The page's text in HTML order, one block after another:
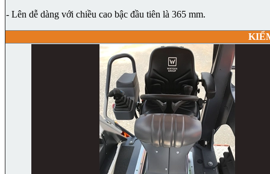
- Lên dễ dàng với chiều cao bậc đầu tiên là 365 mm.